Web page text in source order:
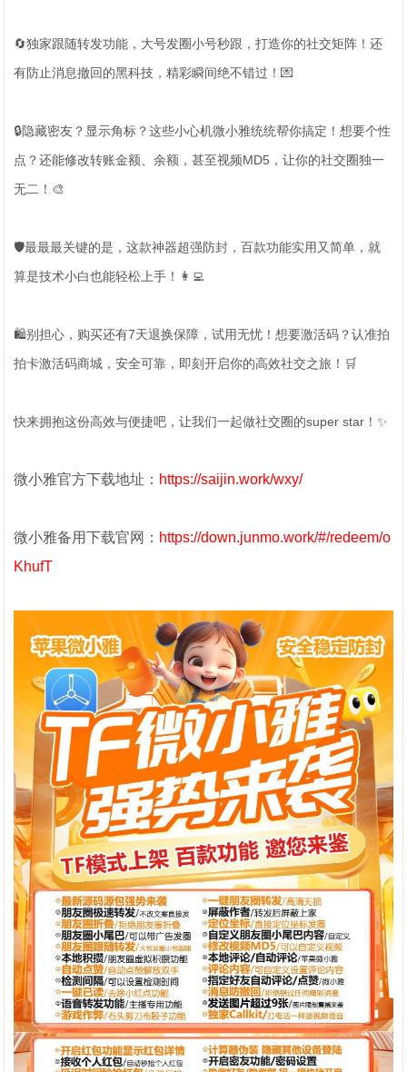
🔄独家跟随转发功能，大号发圈小号秒跟，打造你的社交矩阵！还
有防止消息撤回的黑科技，精彩瞬间绝不错过！💌
🔒隐藏密友？显示角标？这些小心机微小雅统统帮你搞定！想要个性
点？还能修改转账金额、余额，甚至视频MD5，让你的社交圈独一
无二！🎨
🛡️最最最关键的是，这款神器超强防封，百款功能实用又简单，就
算是技术小白也能轻松上手！👩‍💻
🛍️别担心，购买还有7天退换保障，试用无忧！想要激活码？认准拍
拍卡激活码商城，安全可靠，即刻开启你的高效社交之旅！🛒
快来拥抱这份高效与便捷吧，让我们一起做社交圈的super star！✨
微小雅官方下载地址： https://saijin.work/wxy/
微小雅备用下载官网： https://down.junmo.work/#/redeem/o
KhufT